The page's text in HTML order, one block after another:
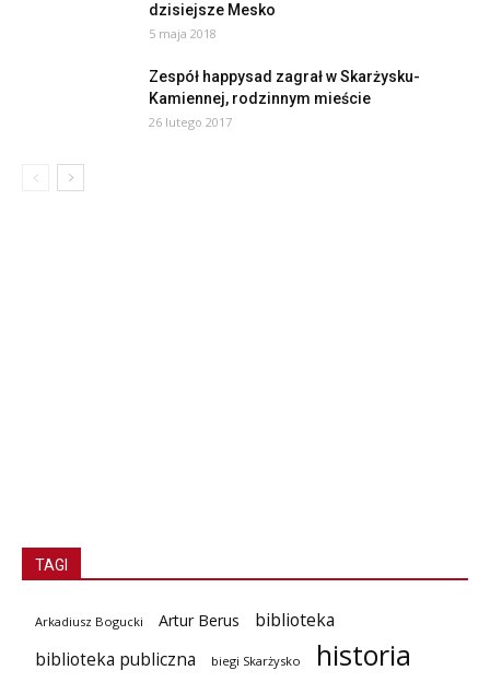
dzisiejsze Mesko
5 maja 2018
Zespół happysad zagrał w Skarżysku-
Kamiennej, rodzinnym mieście
26 lutego 2017
TAGI
Arkadiusz Bogucki Artur Berus
biblioteka
biblioteka publiczna
biegi Skarżysko historia